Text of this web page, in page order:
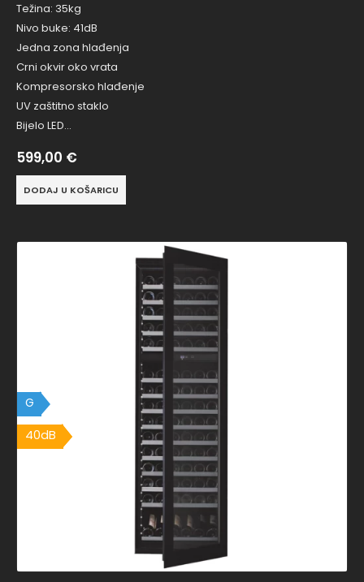
Težina: 35kg
Nivo buke: 41dB
Jedna zona hlađenja
Crni okvir oko vrata
Kompresorsko hlađenje
UV zaštitno staklo
Bijelo LED…
599,00 €
DODAJ U KOŠARICU
G
40dB
40dB